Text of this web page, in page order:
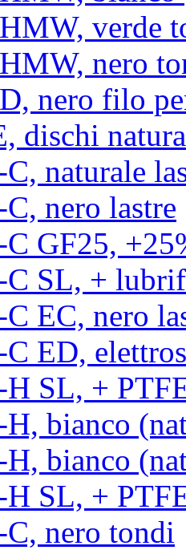
verde
nero
nero filo
dischi
naturale
nero lastre
GF25,
C SL, +
EC, nero
ED,
SL, +
bianco
bianco
SL, +
nero tondi